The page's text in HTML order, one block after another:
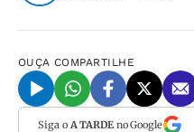
OUÇA COMPARTILHE
Siga o A TARDEno Google